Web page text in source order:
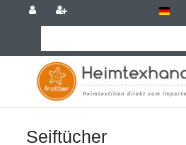
Seiftücher